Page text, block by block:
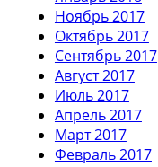
Ноябрь 2017
Октябрь 2017
Сентябрь 2017
Август 2017
Июль 2017
Апрель 2017
Март 2017
Февраль 2017